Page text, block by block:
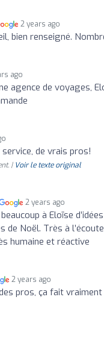
2 years ago
bien renseigné.
ago
agence de voyages,
service, de vrais pros!
| Voir le texte original
2 years ago
à Eloïse
de Noël. Très à
humaine et réactive
2 years ago
pros, ça fait vraiment